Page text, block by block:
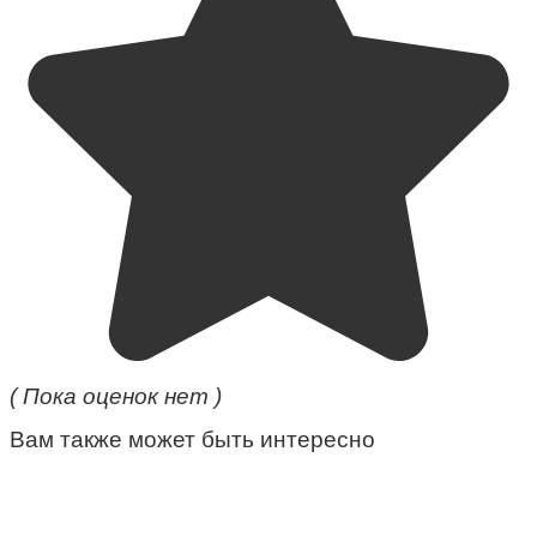
( Пока оценок нет )
Вам также может быть интересно